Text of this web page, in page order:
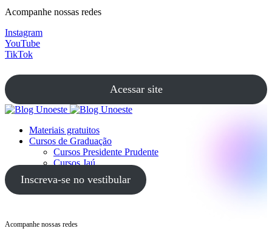
Acompanhe nossas redes
Instagram
YouTube
TikTok
Acessar site
Materiais gratuitos
Cursos de Graduação
Cursos Presidente Prudente
Cursos Jaú
Cursos Guarujá
Inscreva-se no vestibular
Acompanhe nossas redes